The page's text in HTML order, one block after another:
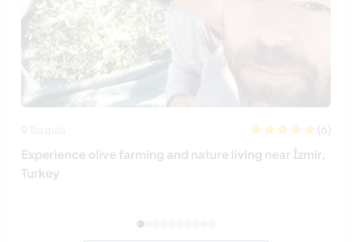
(6)
Experience olive farming and nature living near İzmir,
Turkey